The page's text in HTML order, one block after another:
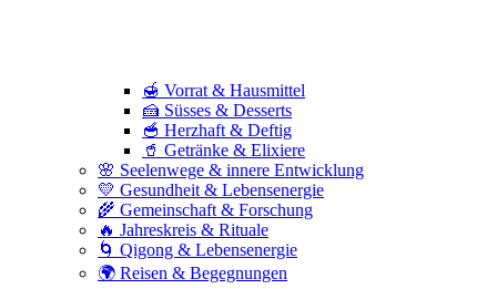
🍯 Vorrat & Hausmittel
🍰 Süsses & Desserts
🥣 Herzhaft & Deftig
🥤 Getränke & Elixiere
🌸 Seelenwege & innere Entwicklung
💛 Gesundheit & Lebensenergie
🌾 Gemeinschaft & Forschung
🔥 Jahreskreis & Rituale
🌀 Qigong & Lebensenergie
🌍 Reisen & Begegnungen